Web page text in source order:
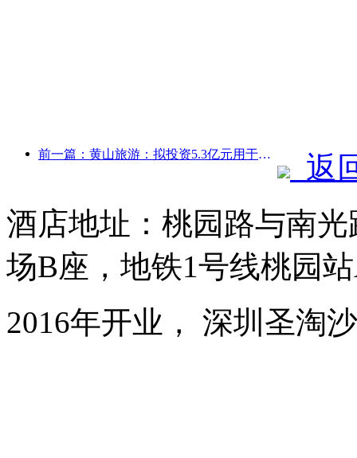
前一篇：黄山旅游：拟投资5.3亿元用于酒店改造
返
酒店地址：桃园路与南
场B座，地铁1号线桃园
2016年开业， 深圳圣